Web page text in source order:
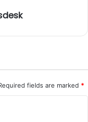
fields are marked *